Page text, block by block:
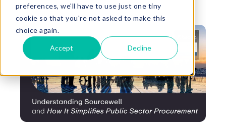
preferences, we'll have to use just one tiny
cookie so that you're not asked to make this
choice again.
Accept Decline